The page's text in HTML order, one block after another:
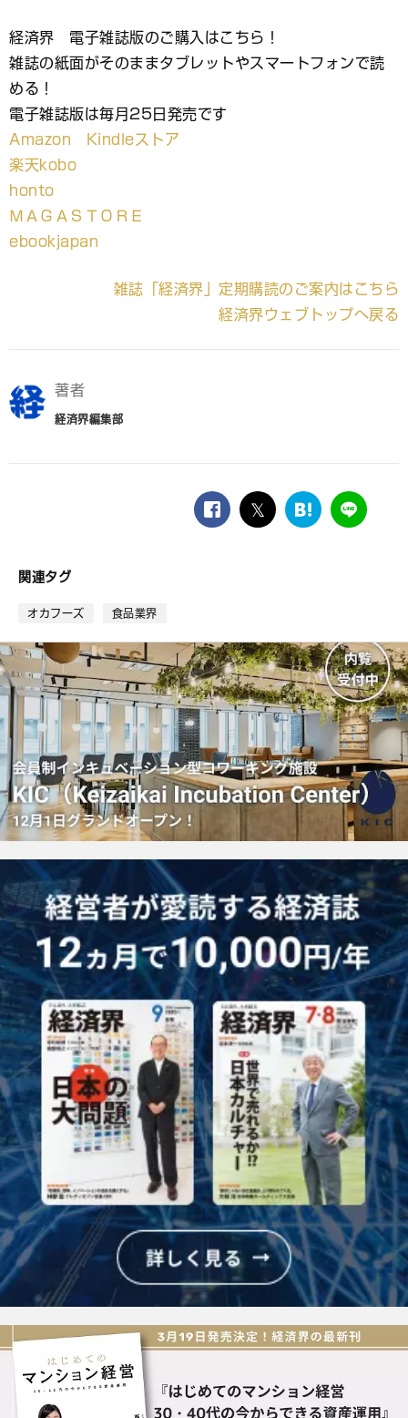
経済界 電子雑誌版のご購入はこちら！
雑誌の紙面がそのままタブレットやスマートフォンで読
める！
電子雑誌版は毎月25日発売です
Amazon Kindleストア
楽天kobo
honto
ＭＡＧＡＳＴＯＲＥ
ebookjapan
雑誌「経済界」定期購読のご案内はこちら
経済界ウェブトップへ戻る
著者
経済界編集部
facebook
twitter
は
ー
ク
LINE
関連タグ
オカフーズ 食品業界